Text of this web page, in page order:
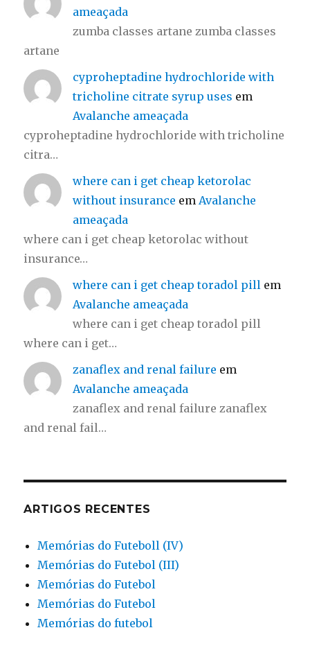
ameaçada
zumba classes artane zumba classes
artane
cyproheptadine hydrochloride with
tricholine citrate syrup uses em
Avalanche ameaçada
cyproheptadine hydrochloride with tricholine
citra…
where can i get cheap ketorolac
without insurance em Avalanche
ameaçada
where can i get cheap ketorolac without
insurance…
where can i get cheap toradol pill em
Avalanche ameaçada
where can i get cheap toradol pill
where can i get…
zanaflex and renal failure em
Avalanche ameaçada
zanaflex and renal failure zanaflex
and renal fail…
ARTIGOS RECENTES
Memórias do Futeboll (IV)
Memórias do Futebol (III)
Memórias do Futebol
Memórias do Futebol
Memórias do futebol